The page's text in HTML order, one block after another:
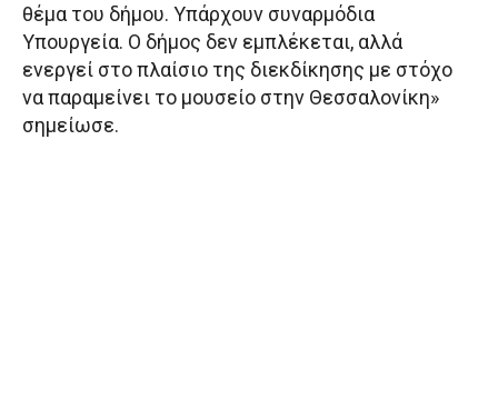
θέμα του δήμου. Υπάρχουν συναρμόδια
Υπουργεία. Ο δήμος δεν εμπλέκεται, αλλά
ενεργεί στο πλαίσιο της διεκδίκησης με στόχο
να παραμείνει το μουσείο στην Θεσσαλονίκη»
σημείωσε.